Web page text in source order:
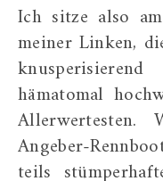
Ich sitze also am Gardasee. Den Gatten zu
meiner Linken,
hämatomal
Angeber-
teils